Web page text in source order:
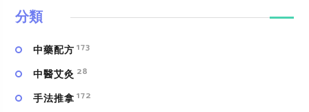
分類
中藥配方 173
中醫艾灸 28
手法推拿 172